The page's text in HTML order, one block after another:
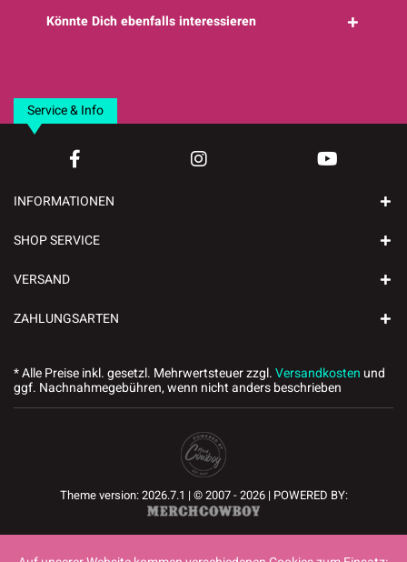
Könnte Dich ebenfalls interessieren
Service & Info
INFORMATIONEN
SHOP SERVICE
VERSAND
ZAHLUNGSARTEN
* Alle Preise inkl. gesetzl. Mehrwertsteuer zzgl.Versandkosten und
ggf. Nachnahmegebühren, wenn nicht anders beschrieben
Theme version: 2026.7.1 | © 2007 - 2026 | POWERED BY: